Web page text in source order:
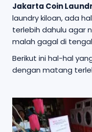
Jakarta Coin
laundry kiloan, ada
terlebih dahulu agar
malah gagal di
Berikut ini hal-hal
dengan matang